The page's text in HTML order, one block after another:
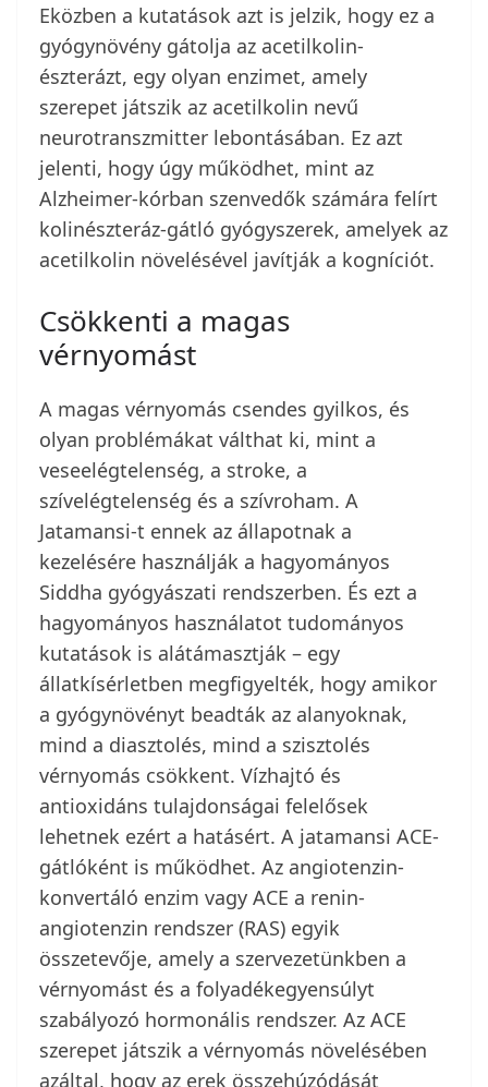
Eközben a kutatások azt is jelzik, hogy ez a
gyógynövény gátolja az acetilkolin-
észterázt, egy olyan enzimet, amely
szerepet játszik az acetilkolin nevű
neurotranszmitter lebontásában. Ez azt
jelenti, hogy úgy működhet, mint az
Alzheimer-kórban szenvedők számára felírt
kolinészteráz-gátló gyógyszerek, amelyek az
acetilkolin növelésével javítják a kogníciót.
Csökkenti a magas
vérnyomást
A magas vérnyomás csendes gyilkos, és
olyan problémákat válthat ki, mint a
veseelégtelenség, a stroke, a
szívelégtelenség és a szívroham. A
Jatamansi-t ennek az állapotnak a
kezelésére használják a hagyományos
Siddha gyógyászati rendszerben. És ezt a
hagyományos használatot tudományos
kutatások is alátámasztják – egy
állatkísérletben megfigyelték, hogy amikor
a gyógynövényt beadták az alanyoknak,
mind a diasztolés, mind a szisztolés
vérnyomás csökkent. Vízhajtó és
antioxidáns tulajdonságai felelősek
lehetnek ezért a hatásért. A jatamansi ACE-
gátlóként is működhet. Az angiotenzin-
konvertáló enzim vagy ACE a renin-
angiotenzin rendszer (RAS) egyik
összetevője, amely a szervezetünkben a
vérnyomást és a folyadékegyensúlyt
szabályozó hormonális rendszer. Az ACE
szerepet játszik a vérnyomás növelésében
azáltal, hogy az erek összehúzódását